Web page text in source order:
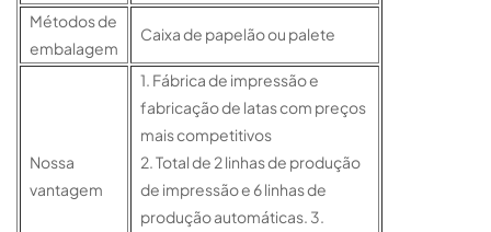
Métodos de
embalagem
Caixa de papelão ou palete
Nossa
vantagem
1. Fábrica de impressão e
fabricação de latas com preços
mais competitivos
2. Total de 2 linhas de produção
de impressão e 6 linhas de
produção automáticas. 3.